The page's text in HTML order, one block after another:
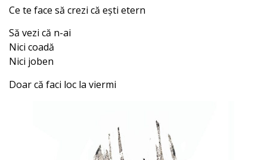
Ce te face să crezi că ești etern
Să vezi că n-ai
Nici coadă
Nici joben
Doar că faci loc la viermi